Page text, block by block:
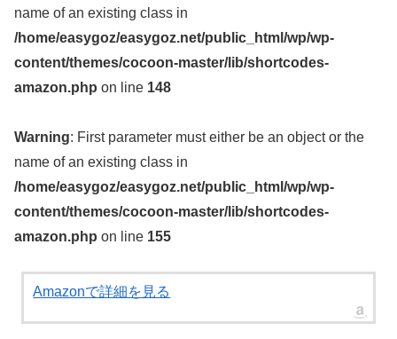
name of an existing class in
/home/easygoz/easygoz.net/public_html/wp/wp-
content/themes/cocoon-master/lib/shortcodes-
amazon.php on line 148
Warning: First parameter must either be an object or the
name of an existing class in
/home/easygoz/easygoz.net/public_html/wp/wp-
content/themes/cocoon-master/lib/shortcodes-
amazon.php on line 155
Amazonで詳細を見る